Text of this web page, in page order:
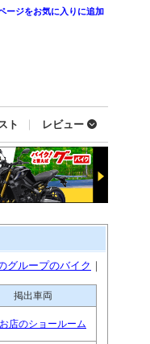
ージをお気に入りに追加
ト レビュー
グループのバイク ｜
掲出車両
店のショールーム